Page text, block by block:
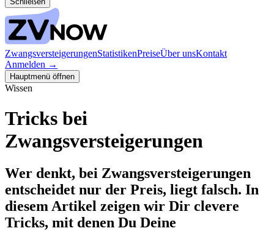
ZwangsversteigerungenStatistikenPreiseÜber unsKontakt
Anmelden →
Hauptmenü öffnen
Wissen
Tricks bei
Zwangsversteigerungen
Wer denkt, bei Zwangsversteigerungen
entscheidet nur der Preis, liegt falsch. In
diesem Artikel zeigen wir Dir clevere
Tricks, mit denen Du Deine